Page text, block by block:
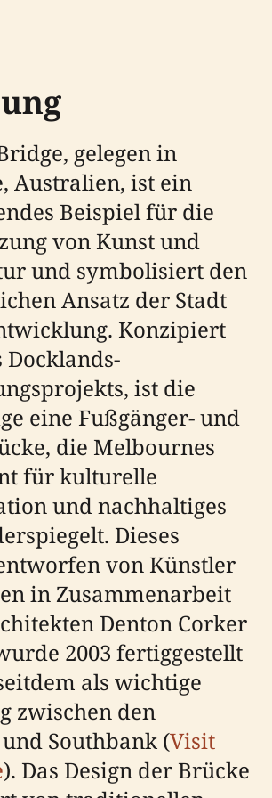
gelegen in
Australien, ist ein
Beispiel für die
von Kunst und
und symbolisiert den
Ansatz der Stadt
Konzipiert
Docklands-
ist die
eine Fußgänger- und
die Melbournes
für kulturelle
und nachhaltiges
Dieses
von Künstler
in Zusammenarbeit
Denton Corker
2003 fertiggestellt
als wichtige
zwischen den
Southbank (Visit
). Das Design der Brücke